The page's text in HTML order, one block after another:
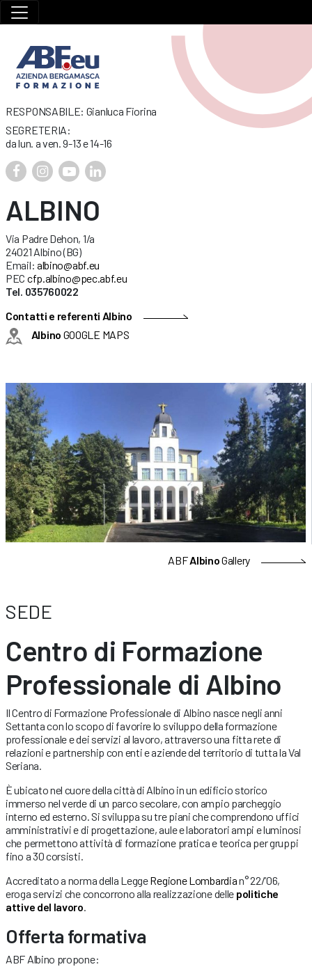
RESPONSABILE: Gianluca Fiorina
SEGRETERIA:
da lun. a ven. 9-13 e 14-16
ALBINO
Via Padre Dehon, 1/a
24021 Albino (BG)
Email: albino@abf.eu
PEC cfp.albino@pec.abf.eu
Tel. 035760022
Contatti e referenti Albino
Albino GOOGLE MAPS
ABFAlbinoGallery
SEDE
Centro di Formazione
Professionale di Albino
Il Centro di Formazione Professionale di Albino nasce negli anni
Settanta con lo scopo di favorire lo sviluppo della formazione
professionale e dei servizi al lavoro, attraverso una fitta rete di
relazioni e partnership con enti e aziende del territorio di tutta la Val
Seriana.
È ubicato nel cuore della città di Albino in un edificio storico
immerso nel verde di un parco secolare, con ampio parcheggio
interno ed esterno. Si sviluppa su tre piani che comprendono uffici
amministrativi e di progettazione, aule e laboratori ampi e luminosi
che permettono attività di formazione pratica e teorica per gruppi
fino a 30 corsisti.
Accreditato a norma della LeggeRegione Lombardian° 22/’06,
eroga servizi che concorrono alla realizzazione delle politiche
attive del lavoro.
Offerta formativa
ABF Albino propone: